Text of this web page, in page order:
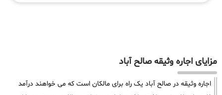
مزایای اجاره وثیقه صالح آباد
اجاره وثیقه در صالح آباد یک راه برای مالکان است که می خواهند درآمد